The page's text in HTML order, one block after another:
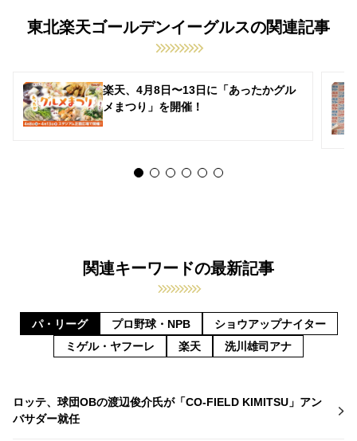
東北楽天ゴールデンイーグルスの関連記事
楽天、4月8日〜13日に「あったかグル
メまつり」を開催！
関連キーワードの最新記事
パ・リーグ プロ野球・NPB
ショウアップナイター
ミゲル・ヤフーレ
楽天 洗川雄司アナ
ロッテ、球団OBの渡辺俊介氏が「CO-FIELD KIMITSU」アン
バサダー就任